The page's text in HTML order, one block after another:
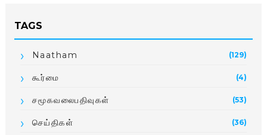
TAGS
Naatham (129)
கூர்மை (4)
சமூகவலைபதிவுகள் (53)
செய்திகள் (36)